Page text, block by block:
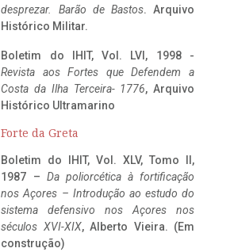
desprezar. Barão de Bastos. Arquivo
Histórico Militar.
Boletim do IHIT, Vol. LVI, 1998 -
Revista aos Fortes que Defendem a
Costa da Ilha Terceira- 1776, Arquivo
Histórico Ultramarino
Forte da Greta
Boletim do IHIT, Vol. XLV, Tomo II,
1987 – Da poliorcética à fortificação
nos Açores – Introdução ao estudo do
sistema defensivo nos Açores nos
séculos XVI-XIX, Alberto Vieira. (Em
construção)